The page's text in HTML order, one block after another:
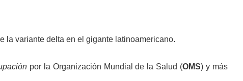
la variante delta en el gigante latinoamericano.
por la Organización Mundial de la Salud (OMS) y más